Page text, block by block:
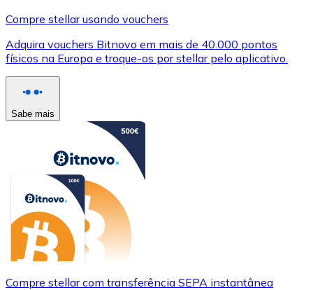
Compre stellar usando vouchers
Adquira vouchers Bitnovo em mais de 40.000 pontos
físicos na Europa e troque-os por stellar pelo aplicativo.
Sabe mais
Compre stellar com transferência SEPA instantânea